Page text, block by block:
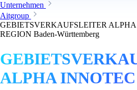
Unternehmen
Aitgroup
GEBIETSVERKAUFSLEITER
REGION Baden-Württemberg
ALPHA